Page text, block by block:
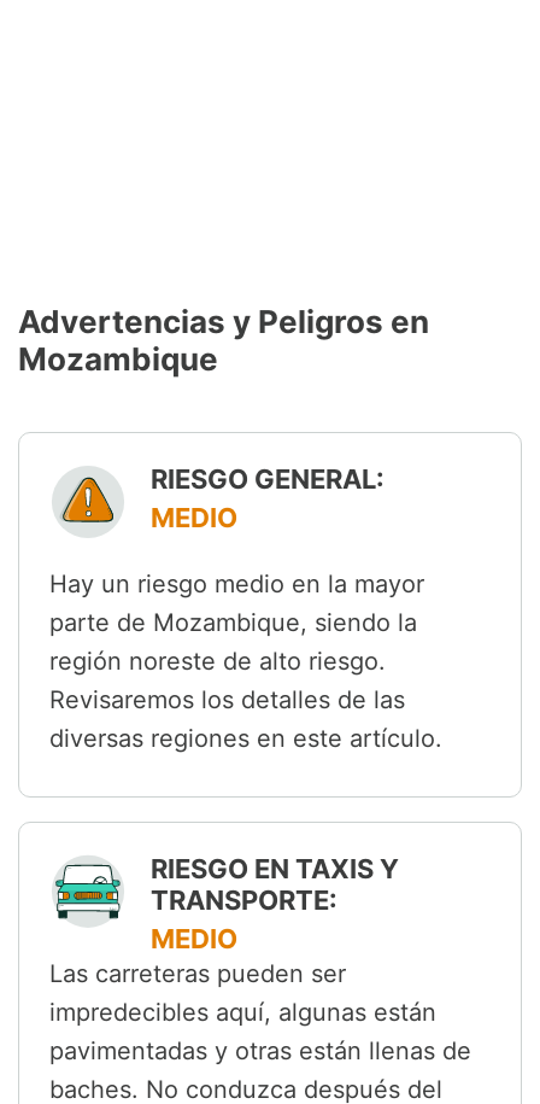
Advertencias y Peligros en
Mozambique
RIESGO GENERAL:
MEDIO
Hay un riesgo medio en la mayor
parte de Mozambique, siendo la
región noreste de alto riesgo.
Revisaremos los detalles de las
diversas regiones en este artículo.
RIESGO EN TAXIS Y
TRANSPORTE:
MEDIO
Las carreteras pueden ser
impredecibles aquí, algunas están
pavimentadas y otras están llenas de
baches. No conduzca después del